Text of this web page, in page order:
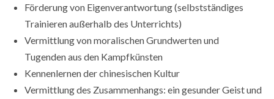
Förderung von Eigenverantwortung (selbstständiges
Trainieren außerhalb des Unterrichts)
Vermittlung von moralischen Grundwerten und
Tugenden aus den Kampfkünsten
Kennenlernen der chinesischen Kultur
Vermittlung des Zusammenhangs: ein gesunder Geist und